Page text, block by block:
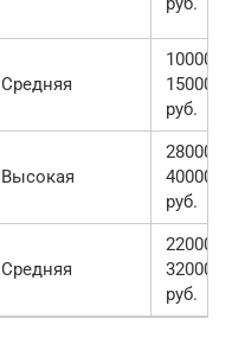
Средняя
10000-
15000
руб.
Высокая
28000-
40000
руб.
Средняя
22000-
32000
руб.